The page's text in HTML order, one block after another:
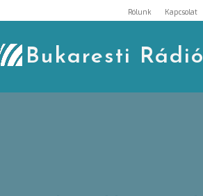
to
content
Rólunk Kapcsolat
Bukaresti Rádió